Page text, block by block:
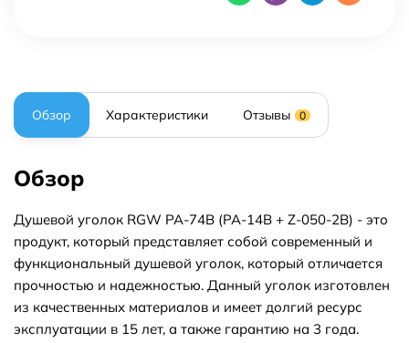
Обзор Характеристики Отзывы 0
Обзор
Душевой уголок RGW PA-74B (PA-14B + Z-050-2B) - это
продукт, который представляет собой современный и
функциональный душевой уголок, который отличается
прочностью и надежностью. Данный уголок изготовлен
из качественных материалов и имеет долгий ресурс
эксплуатации в 15 лет, а также гарантию на 3 года.